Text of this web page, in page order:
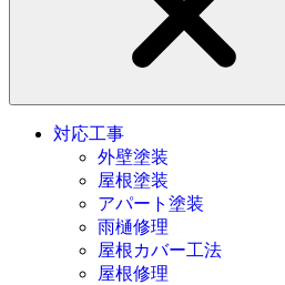
対応工事
外壁塗装
屋根塗装
アパート塗装
雨樋修理
屋根カバー工法
屋根修理